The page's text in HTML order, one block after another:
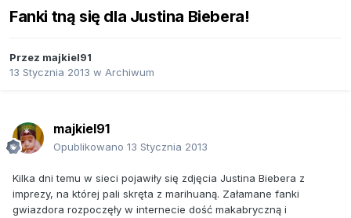
Fanki tną się dla Justina Biebera!
Przez majkiel91
13 Stycznia 2013 w Archiwum
majkiel91
Opublikowano 13 Stycznia 2013
Kilka dni temu w sieci pojawiły się zdjęcia Justina Biebera z
imprezy, na której pali skręta z marihuaną. Załamane fanki
gwiazdora rozpoczęły w internecie dość makabryczną i